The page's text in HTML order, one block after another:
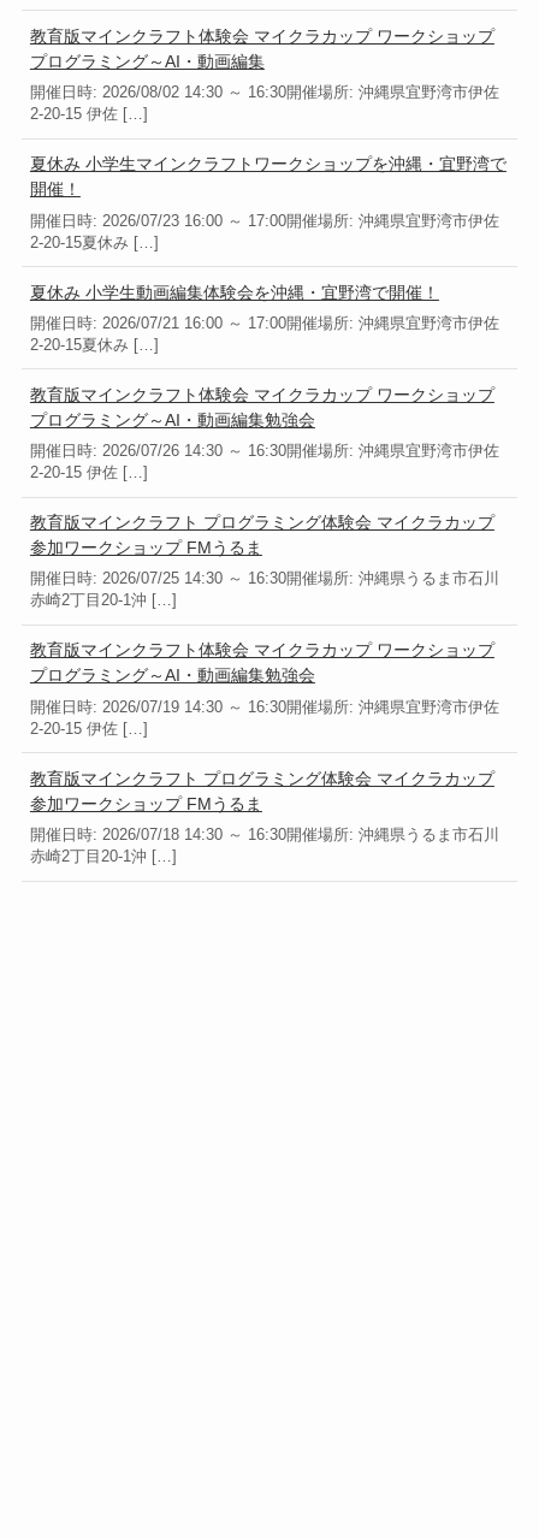
教育版マインクラフト体験会 マイクラカップ ワークショップ
プログラミング～AI・動画編集
開催日時: 2026/08/02 14:30 ～ 16:30開催場所: 沖縄県宜野湾市伊佐
2-20-15 伊佐 […]
夏休み 小学生マインクラフトワークショップを沖縄・宜野湾で
開催！
開催日時: 2026/07/23 16:00 ～ 17:00開催場所: 沖縄県宜野湾市伊佐
2-20-15夏休み […]
夏休み 小学生動画編集体験会を沖縄・宜野湾で開催！
開催日時: 2026/07/21 16:00 ～ 17:00開催場所: 沖縄県宜野湾市伊佐
2-20-15夏休み […]
教育版マインクラフト体験会 マイクラカップ ワークショップ
プログラミング～AI・動画編集勉強会
開催日時: 2026/07/26 14:30 ～ 16:30開催場所: 沖縄県宜野湾市伊佐
2-20-15 伊佐 […]
教育版マインクラフト プログラミング体験会 マイクラカップ
参加ワークショップ FMうるま
開催日時: 2026/07/25 14:30 ～ 16:30開催場所: 沖縄県うるま市石川
赤崎2丁目20-1沖 […]
教育版マインクラフト体験会 マイクラカップ ワークショップ
プログラミング～AI・動画編集勉強会
開催日時: 2026/07/19 14:30 ～ 16:30開催場所: 沖縄県宜野湾市伊佐
2-20-15 伊佐 […]
教育版マインクラフト プログラミング体験会 マイクラカップ
参加ワークショップ FMうるま
開催日時: 2026/07/18 14:30 ～ 16:30開催場所: 沖縄県うるま市石川
赤崎2丁目20-1沖 […]